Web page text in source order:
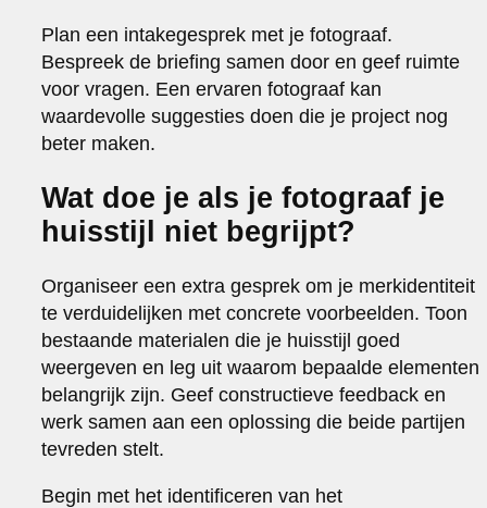
Plan een intakegesprek met je fotograaf.
Bespreek de briefing samen door en geef ruimte
voor vragen. Een ervaren fotograaf kan
waardevolle suggesties doen die je project nog
beter maken.
Wat doe je als je fotograaf je
huisstijl niet begrijpt?
Organiseer een extra gesprek om je merkidentiteit
te verduidelijken met concrete voorbeelden. Toon
bestaande materialen die je huisstijl goed
weergeven en leg uit waarom bepaalde elementen
belangrijk zijn. Geef constructieve feedback en
werk samen aan een oplossing die beide partijen
tevreden stelt.
Begin met het identificeren van het